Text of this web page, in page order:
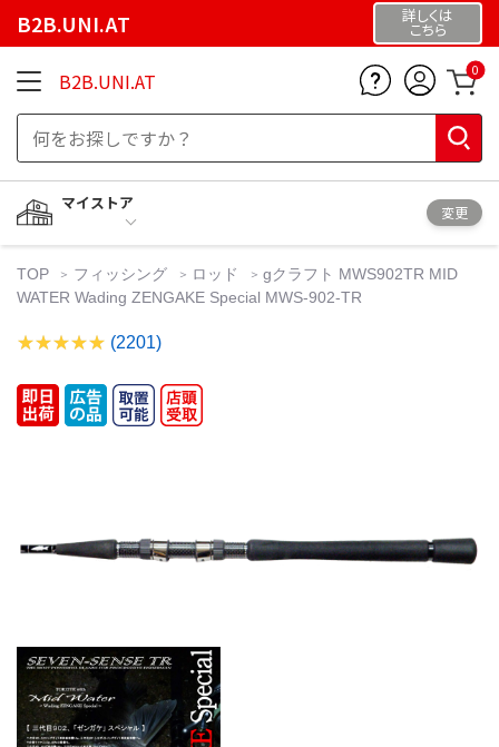
B2B.UNI.AT 詳しくは
こちら
B2B.UNI.AT 0
マイストア
変更
TOP フィッシング ロッド
gクラフト MWS902TR MID
WATER Wading ZENGAKE Special MWS-902-TR
(2201)